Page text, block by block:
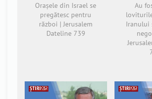
Orașele din Israel se
pregătesc pentru
război | Jerusalem
Dateline 739
Au
Iranului